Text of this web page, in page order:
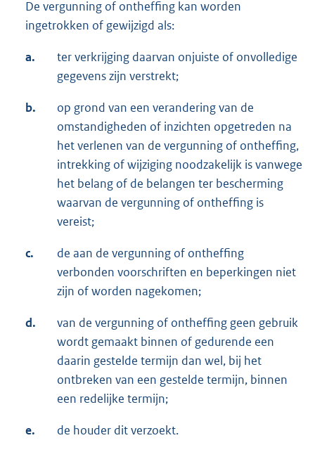
De vergunning of ontheffing kan worden
ingetrokken of gewijzigd als:
a.
ter verkrijging daarvan onjuiste of onvolledige
gegevens zijn verstrekt;
b.
op grond van een verandering van de
omstandigheden of inzichten opgetreden na
het verlenen van de vergunning of ontheffing,
intrekking of wijziging noodzakelijk is vanwege
het belang of de belangen ter bescherming
waarvan de vergunning of ontheffing is
vereist;
c.
de aan de vergunning of ontheffing
verbonden voorschriften en beperkingen niet
zijn of worden nagekomen;
d.
van de vergunning of ontheffing geen gebruik
wordt gemaakt binnen of gedurende een
daarin gestelde termijn dan wel, bij het
ontbreken van een gestelde termijn, binnen
een redelijke termijn;
e. de houder dit verzoekt.